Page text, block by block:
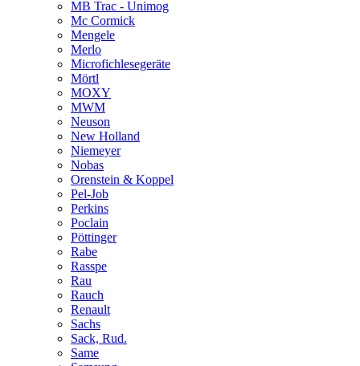
MB Trac - Unimog
Mc Cormick
Mengele
Merlo
Microfichlesegeräte
Mörtl
MOXY
MWM
Neuson
New Holland
Niemeyer
Nobas
Orenstein & Koppel
Pel-Job
Perkins
Poclain
Pöttinger
Rabe
Rasspe
Rau
Rauch
Renault
Sachs
Sack, Rud.
Same